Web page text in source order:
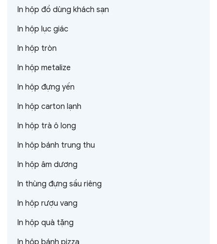
In hộp đồ dùng khách sạn
In hộp lục giác
In hộp tròn
In hộp metalize
In hộp đựng yến
In hộp carton lạnh
In hộp trà ô long
In hộp bánh trung thu
In hộp âm dương
In thùng đựng sầu riêng
In hộp rượu vang
In hộp quà tặng